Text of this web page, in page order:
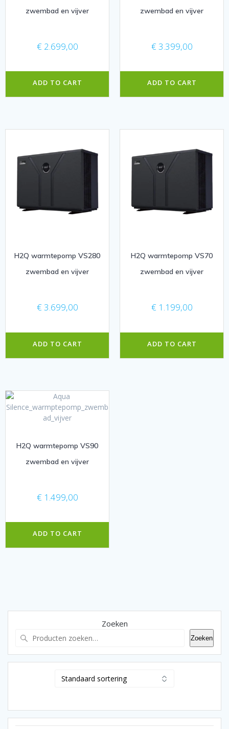
zwembad en vijver
€ 2.699,00
ADD TO CART
zwembad en vijver
€ 3.399,00
ADD TO CART
H2Q warmtepomp VS280
zwembad en vijver
€ 3.699,00
ADD TO CART
H2Q warmtepomp VS70
zwembad en vijver
€ 1.199,00
ADD TO CART
H2Q warmtepomp VS90
zwembad en vijver
€ 1.499,00
ADD TO CART
Zoeken
Zoeken